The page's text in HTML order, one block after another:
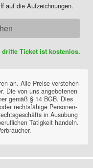
auf die Aufzeichnungen.